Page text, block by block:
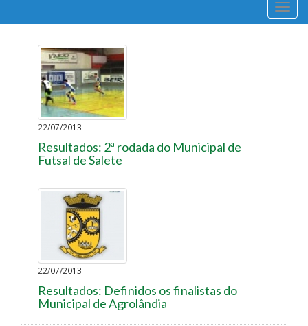
22/07/2013
Resultados: 2ª rodada do Municipal de
Futsal de Salete
22/07/2013
Resultados: Definidos os finalistas do
Municipal de Agrolândia